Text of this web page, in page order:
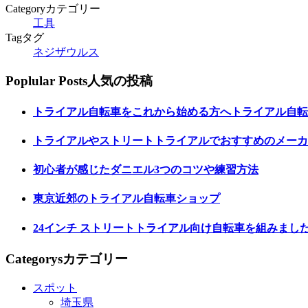
Categoryカテゴリー
工具
Tagタグ
ネジザウルス
Poplular Posts人気の投稿
トライアル自転車をこれから始める方へトライアル自
トライアルやストリートトライアルでおすすめのメー
初心者が感じたダニエル3つのコツや練習方法
東京近郊のトライアル自転車ショップ
24インチ ストリートトライアル向け自転車を組みまし
Categorysカテゴリー
スポット
埼玉県